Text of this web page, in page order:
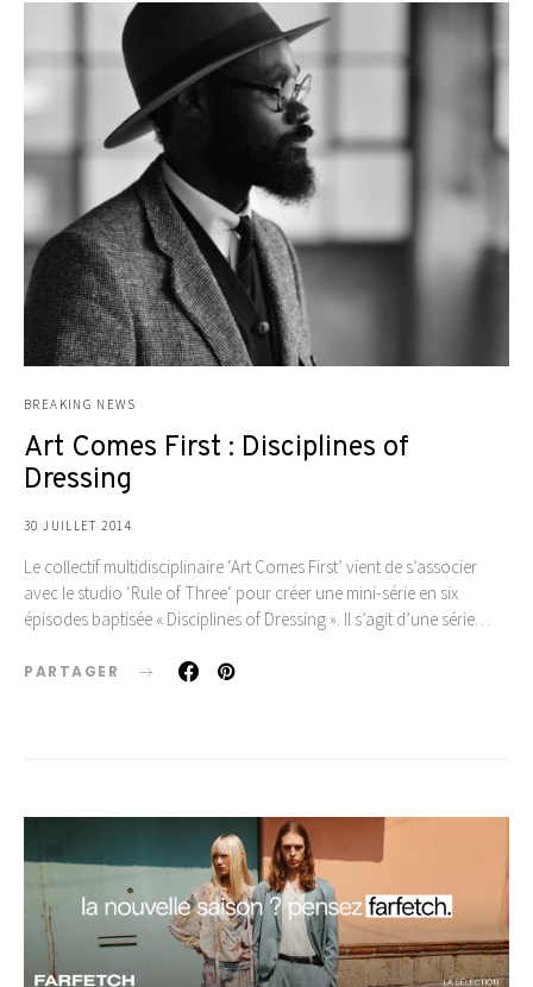
BREAKING NEWS
Art Comes First : Disciplines of
Dressing
30 JUILLET 2014
Le collectif multidisciplinaire ‘Art Comes First’ vient de s’associer
avec le studio ‘Rule of Three‘ pour créer une mini-série en six
épisodes baptisée « Disciplines of Dressing ». Il s’agit d’une série…
PARTAGER